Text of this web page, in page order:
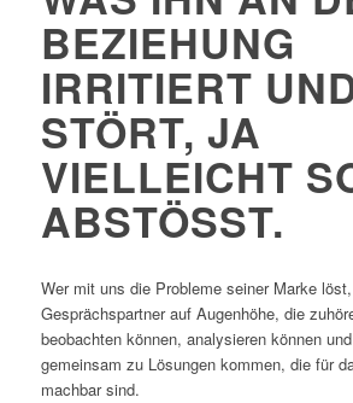
BEZIEHUNG
IRRITIERT
STÖRT, JA
VIELLEICHT
ABSTÖSST.
Wer mit uns die Probleme seiner Marke
Gesprächspartner auf Augenhöhe, die
beobachten können, analysieren können
gemeinsam zu Lösungen kommen, die für
machbar sind.